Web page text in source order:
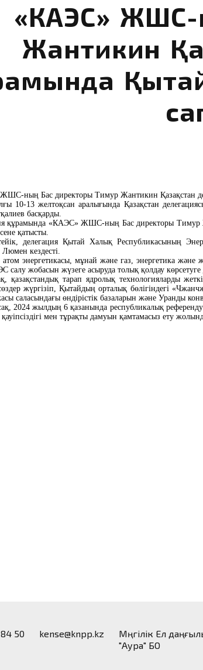
«КАЭС» ЖШС-
Жантикин
ның Бас директоры Тимур Жантикин Қазақстан
10-13 желтоқсан аралығында Қазақстан
басқарды.
құрамында «КАЭС» ЖШС-ның Бас директоры
қатысты.
делегацияҚытай Халық Республикасының
кездесті.
атом энергетикасы, мұнай және газ, энергетика және
салу жобасын жүзеге асыруда толық қолдау көрсетуге
қазақстандық тарап ядролық технологияларды
жүргізіп,Қытайдың орталық бөлігіндегі
саласындағы өндірістік базаларын және Уранды
2024 жылдың 6 қазанында республикалық
қауіпсіздігі мен тұрақты дамуын қамтамасыз ету
50 kense@knpp.kz
​Мәңгілік Ел
"Аура" БО